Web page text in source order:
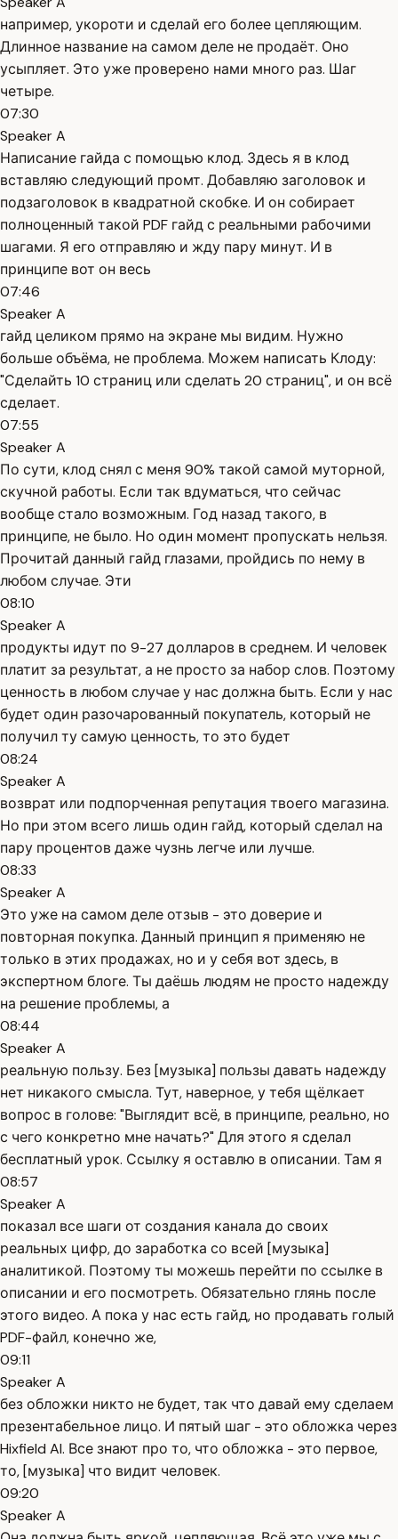
например, укороти и сделай его более цепляющим.
Длинное название на самом деле не продаёт. Оно
усыпляет. Это уже проверено нами много раз. Шаг
четыре.
07:30
Speaker A
Написание гайда с помощью клод. Здесь я в клод
вставляю следующий промт. Добавляю заголовок и
подзаголовок в квадратной скобке. И он собирает
полноценный такой PDF гайд с реальными рабочими
шагами. Я его отправляю и жду пару минут. И в
принципе вот он весь
07:46
Speaker A
гайд целиком прямо на экране мы видим. Нужно
больше объёма, не проблема. Можем написать Клоду:
"Сделайть 10 страниц или сделать 20 страниц", и он всё
сделает.
07:55
Speaker A
По сути, клод снял с меня 90% такой самой муторной,
скучной работы. Если так вдуматься, что сейчас
вообще стало возможным. Год назад такого, в
принципе, не было. Но один момент пропускать нельзя.
Прочитай данный гайд глазами, пройдись по нему в
любом случае. Эти
08:10
Speaker A
продукты идут по 9-27 долларов в среднем. И человек
платит за результат, а не просто за набор слов. Поэтому
ценность в любом случае у нас должна быть. Если у нас
будет один разочарованный покупатель, который не
получил ту самую ценность, то это будет
08:24
Speaker A
возврат или подпорченная репутация твоего магазина.
Но при этом всего лишь один гайд, который сделал на
пару процентов даже чузнь легче или лучше.
08:33
Speaker A
Это уже на самом деле отзыв - это доверие и
повторная покупка. Данный принцип я применяю не
только в этих продажах, но и у себя вот здесь, в
экспертном блоге. Ты даёшь людям не просто надежду
на решение проблемы, а
08:44
Speaker A
реальную пользу. Без [музыка] пользы давать надежду
нет никакого смысла. Тут, наверное, у тебя щёлкает
вопрос в голове: "Выглядит всё, в принципе, реально, но
с чего конкретно мне начать?" Для этого я сделал
бесплатный урок. Ссылку я оставлю в описании. Там я
08:57
Speaker A
показал все шаги от создания канала до своих
реальных цифр, до заработка со всей [музыка]
аналитикой. Поэтому ты можешь перейти по ссылке в
описании и его посмотреть. Обязательно глянь после
этого видео. А пока у нас есть гайд, но продавать голый
PDF-файл, конечно же,
09:11
Speaker A
без обложки никто не будет, так что давай ему сделаем
презентабельное лицо. И пятый шаг - это обложка через
Hixfield AI. Все знают про то, что обложка - это первое,
то, [музыка] что видит человек.
09:20
Speaker A